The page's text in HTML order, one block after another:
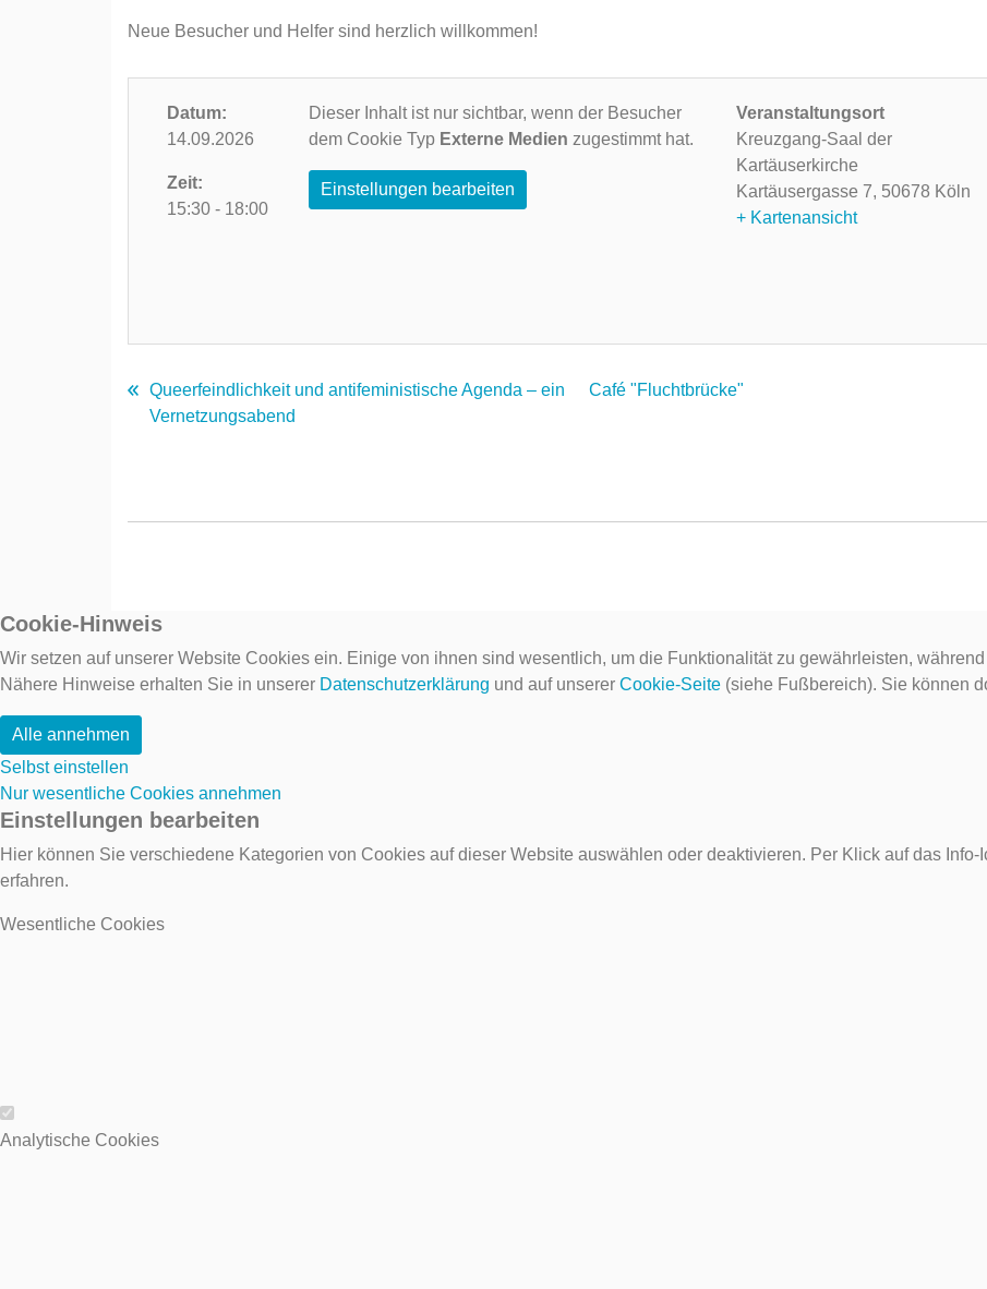
Neue Besucher und Helfer sind herzlich willkommen!
Datum:
14.09.2026
Zeit:
15:30 - 18:00
Dieser Inhalt ist nur sichtbar, wenn der Besucher
dem Cookie Typ Externe Medien zugestimmt hat.
Einstellungen bearbeiten
Veranstaltungsort
Kreuzgang-Saal der
Kartäuserkirche
Kartäusergasse 7, 50678 Köln
+ Kartenansicht
Queerfeindlichkeit und antifeministische Agenda – ein
Vernetzungsabend
Café "Fluchtbrücke"
Cookie-Hinweis
Wir setzen auf unserer Website Cookies ein. Einige von ihnen sind wesentlich, um die Funktionalität zu gewährleisten,
Nähere Hinweise erhalten Sie in unserer Datenschutzerklärung und auf unserer Cookie-Seite (siehe Fußbereich). Sie können
Alle annehmen
Selbst einstellen
Nur wesentliche Cookies annehmen
Einstellungen bearbeiten
Hier können Sie verschiedene Kategorien von Cookies auf dieser Website auswählen oder deaktivieren. Per Klick auf das
erfahren.
Wesentliche Cookies
Wesentliche Cookies
Analytische Cookies